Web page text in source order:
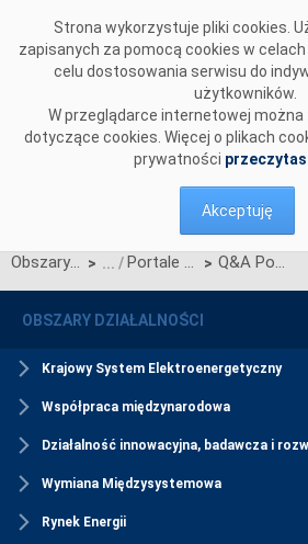
Strona wykorzystuje pliki cookies.
zapisanych za pomocą cookies w
celu dostosowania serwisu do
użytkowników.
W przeglądarce internetowej
dotyczące cookies. Więcej o plikach
prywatności
Akceptuję
Obszary działalności > Portale CSIRE > Q&A Portale CSIRE
OBSZARY DZIAŁALNOŚCI
Krajowy System Elektroenergetyczny
Współpraca międzynarodowa
Działalność innowacyjna, badawcza i
Wymiana Międzysystemowa
Rynek Energii